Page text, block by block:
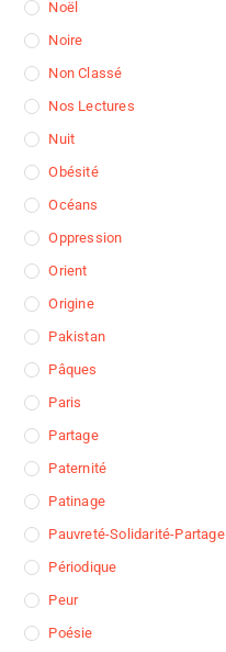
Noël
Noire
Non Classé
Nos Lectures
Nuit
Obésité
Océans
Oppression
Orient
Origine
Pakistan
Pâques
Paris
Partage
Paternité
Patinage
Pauvreté-Solidarité-Partage
Périodique
Peur
Poésie